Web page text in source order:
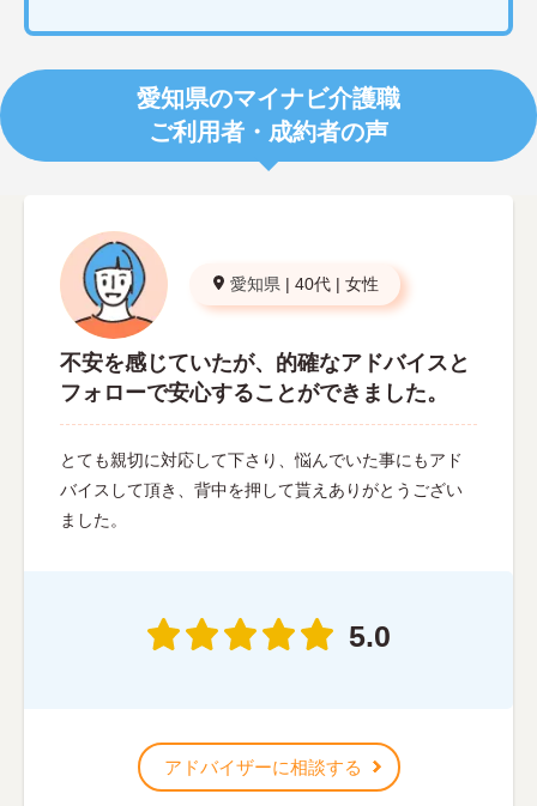
愛知県のマイナビ介護職
ご利用者・成約者の声
愛知県 | 40代 | 女性
不安を感じていたが、的確なアドバイスと
フォローで安心することができました。
とても親切に対応して下さり、悩んでいた事にもアド
バイスして頂き、背中を押して貰えありがとうござい
ました。
5.0
アドバイザーに相談する